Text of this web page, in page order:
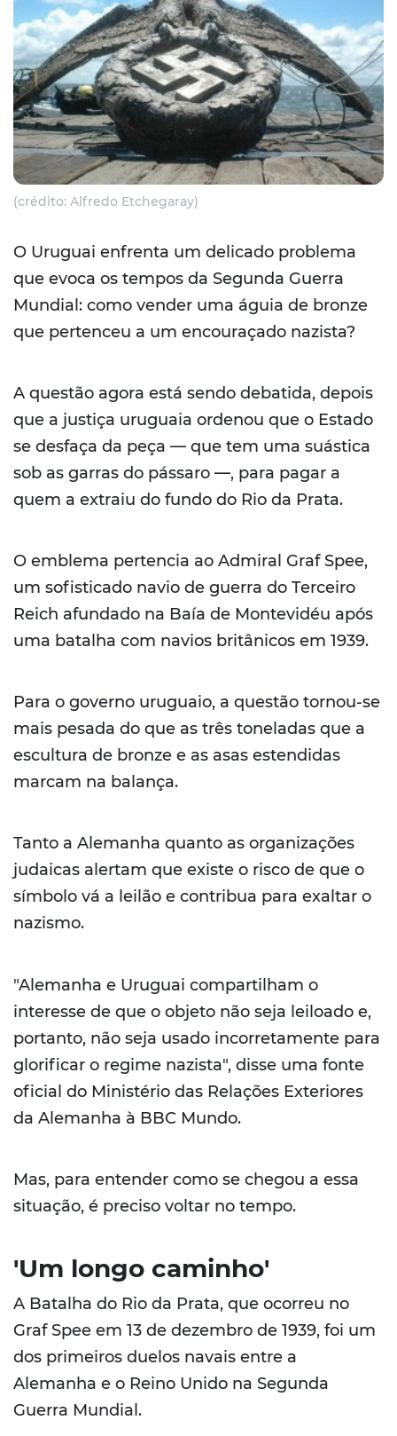
(crédito: Alfredo Etchegaray)
O Uruguai enfrenta um delicado problema
que evoca os tempos da Segunda Guerra
Mundial: como vender uma águia de bronze
que pertenceu a um encouraçado nazista?
A questão agora está sendo debatida, depois
que a justiça uruguaia ordenou que o Estado
se desfaça da peça — que tem uma suástica
sob as garras do pássaro —, para pagar a
quem a extraiu do fundo do Rio da Prata.
O emblema pertencia ao Admiral Graf Spee,
um sofisticado navio de guerra do Terceiro
Reich afundado na Baía de Montevidéu após
uma batalha com navios britânicos em 1939.
Para o governo uruguaio, a questão tornou-se
mais pesada do que as três toneladas que a
escultura de bronze e as asas estendidas
marcam na balança.
Tanto a Alemanha quanto as organizações
judaicas alertam que existe o risco de que o
símbolo vá a leilão e contribua para exaltar o
nazismo.
"Alemanha e Uruguai compartilham o
interesse de que o objeto não seja leiloado e,
portanto, não seja usado incorretamente para
glorificar o regime nazista", disse uma fonte
oficial do Ministério das Relações Exteriores
da Alemanha à BBC Mundo.
Mas, para entender como se chegou a essa
situação, é preciso voltar no tempo.
'Um longo caminho'
A Batalha do Rio da Prata, que ocorreu no
Graf Spee em 13 de dezembro de 1939, foi um
dos primeiros duelos navais entre a
Alemanha e o Reino Unido na Segunda
Guerra Mundial.